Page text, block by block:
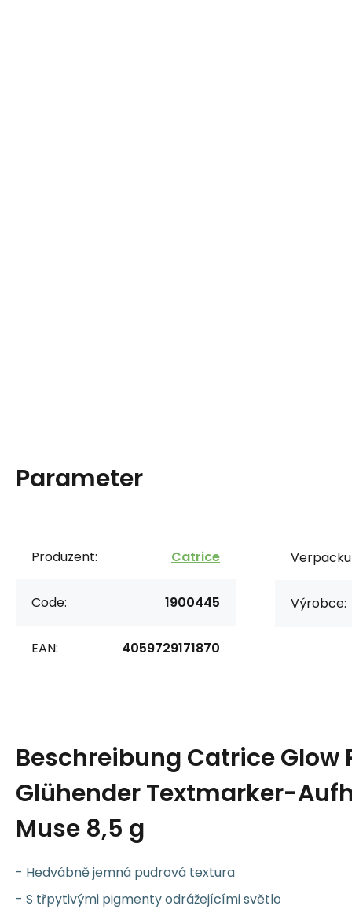
Parameter
Produzent: Catrice
Code: 1900445
EAN: 4059729171870
Výrobce:
Beschreibung Catrice Glow
Glühender Textmarker-
Muse 8,5 g
- Hedvábně jemná pudrová textura
- S třpytivými pigmenty odrážejícími světlo